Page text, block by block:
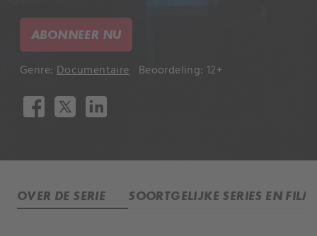
ABONNEER NU
Genre: Documentaire Beoordeling: 12+
OVER DE SERIE SOORTGELIJKE SERIES EN